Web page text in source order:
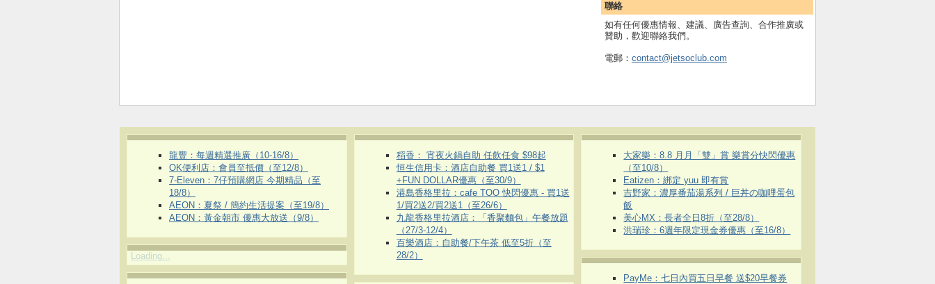
聯絡
如有任何優惠情報、建議、廣告查詢、合作推廣或
贊助，歡迎聯絡我們。
電郵： contact@jetsoclub.com
龍豐：每週精選推廣（10-16/8）
OK便利店：會員至抵價（至12/8）
7-Eleven：7仔預購網店 今期精品（至
18/8）
AEON：夏祭 / 簡約生活提案（至19/8）
AEON：黃金朝市 優惠大放送（9/8）
Loading...
稻香： 宵夜火鍋自助 任飲任食 $98起
恒生信用卡：酒店自助餐 買1送1 / $1
+FUN DOLLAR優惠（至30/9）
港島香格里拉：cafe TOO 快閃優惠 - 買1送
1/買2送2/買2送1（至26/6）
九龍香格里拉酒店：「香聚麵包」午餐放題
（27/3-12/4）
百樂酒店：自助餐/下午茶 低至5折（至
28/2）
大家樂：8.8 月月「雙」賞 樂賞分快閃優惠
（至10/8）
Eatizen：綁定 yuu 即有賞
吉野家：濃厚番茄湯系列 / 巨丼の咖哩蛋包
飯
美心MX：長者全日8折（至28/8）
洪瑞珍：6週年限定現金券優惠（至16/8）
PayMe：七日內買五日早餐 送$20早餐券